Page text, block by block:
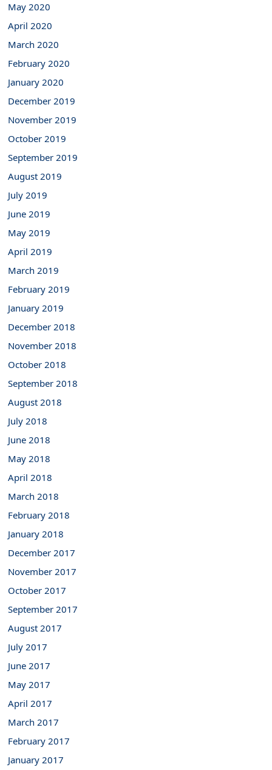
May 2020
April 2020
March 2020
February 2020
January 2020
December 2019
November 2019
October 2019
September 2019
August 2019
July 2019
June 2019
May 2019
April 2019
March 2019
February 2019
January 2019
December 2018
November 2018
October 2018
September 2018
August 2018
July 2018
June 2018
May 2018
April 2018
March 2018
February 2018
January 2018
December 2017
November 2017
October 2017
September 2017
August 2017
July 2017
June 2017
May 2017
April 2017
March 2017
February 2017
January 2017